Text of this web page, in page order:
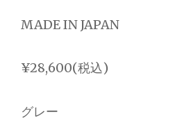
MADE IN JAPAN
¥28,600(税込)
グレー